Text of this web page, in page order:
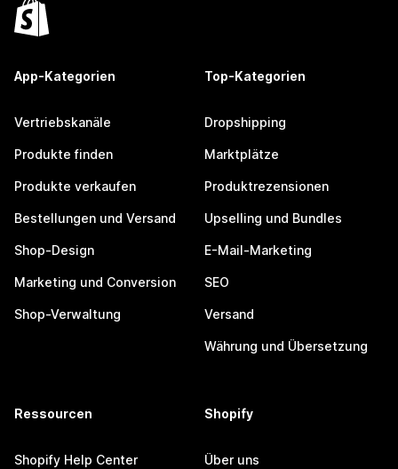
App-Kategorien
Vertriebskanäle
Produkte finden
Produkte verkaufen
Bestellungen und Versand
Shop-Design
Marketing und Conversion
Shop-Verwaltung
Top-Kategorien
Dropshipping
Marktplätze
Produktrezensionen
Upselling und Bundles
E-Mail-Marketing
SEO
Versand
Währung und Übersetzung
Ressourcen
Shopify Help Center
Shopify
Über uns